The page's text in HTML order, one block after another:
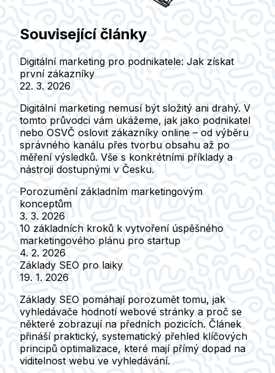
Související články
Digitální marketing pro podnikatele: Jak získat
první zákazníky
22. 3. 2026
Digitální marketing nemusí být složitý ani drahý. V
tomto průvodci vám ukážeme, jak jako podnikatel
nebo OSVČ oslovit zákazníky online – od výběru
správného kanálu přes tvorbu obsahu až po
měření výsledků. Vše s konkrétními příklady a
nástroji dostupnými v Česku.
Porozumění základním marketingovým
konceptům
3. 3. 2026
10 základních kroků k vytvoření úspěšného
marketingového plánu pro startup
4. 2. 2026
Základy SEO pro laiky
19. 1. 2026
Základy SEO pomáhají porozumět tomu, jak
vyhledávače hodnotí webové stránky a proč se
některé zobrazují na předních pozicích. Článek
přináší praktický, systematický přehled klíčových
principů optimalizace, které mají přímý dopad na
viditelnost webu ve vyhledávání.